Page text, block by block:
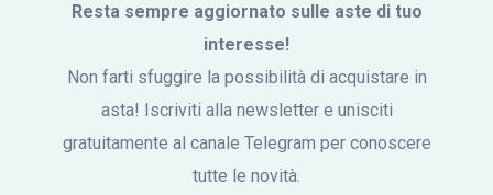
Resta sempre aggiornato sulle aste di tuo
interesse!
Non farti sfuggire la possibilità di acquistare in
asta! Iscriviti alla newsletter e unisciti
gratuitamente al canale Telegram per conoscere
tutte le novità.